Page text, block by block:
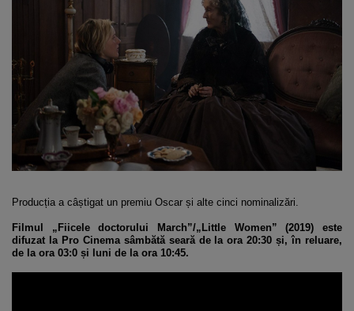
Producția a câștigat un premiu Oscar și alte cinci nominalizări.
Filmul „Fiicele doctorului March”/„Little Women” (2019) este
difuzat la Pro Cinema sâmbătă seară de la ora 20:30 și, în reluare,
de la ora 03:0 și luni de la ora 10:45.